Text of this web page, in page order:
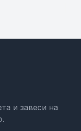
и завеси на